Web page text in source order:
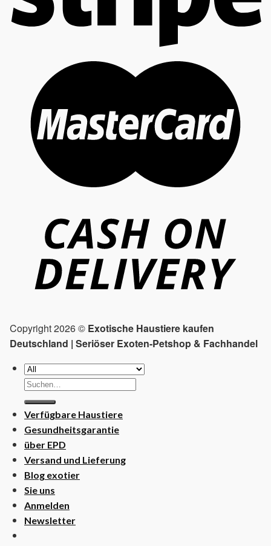
Copyright 2026 © Exotische Haustiere kaufen
Deutschland | Seriöser Exoten-Petshop & Fachhandel
Suchen
nach:
Verfügbare Haustiere
Gesundheitsgarantie
über EPD
Versand und Lieferung
Blog exotier
Sie uns
Anmelden
Newsletter